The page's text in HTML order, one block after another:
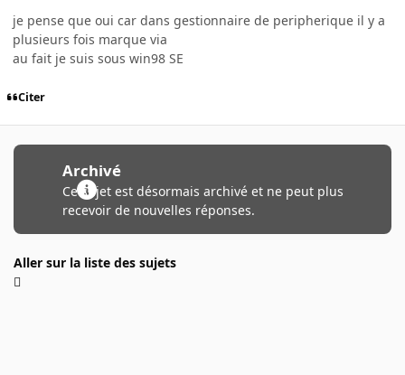
je pense que oui car dans gestionnaire de peripherique il y a
plusieurs fois marque via
au fait je suis sous win98 SE
Citer
Archivé
Ce sujet est désormais archivé et ne peut plus
recevoir de nouvelles réponses.
Aller sur la liste des sujets